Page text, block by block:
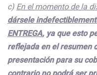
c) En el momento de la
dársele
ENTREGA, ya que esto
reflejada en el resumen
presentación para su